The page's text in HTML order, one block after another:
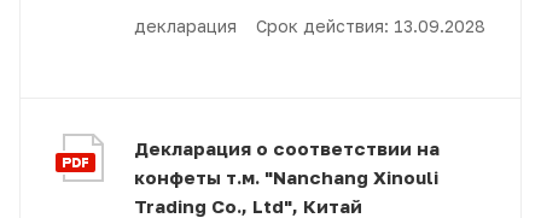
декларация Срок действия: 13.09.2028
Декларация о соответствии на
конфеты т.м. "Nanchang Xinouli
Trading Co., Ltd", Китай